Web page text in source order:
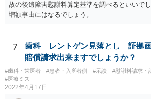
故の後遺障害慰謝料算定基準を調べるといいで
増額事由にはなるでしょう。
7
歯科 レントゲン見落とし 証拠
賠償請求出来ますでしょうか？
#歯科・歯医者 #患者・入所者側 #示談 #慰謝料請求・
#医療ミス
2022年4月17日